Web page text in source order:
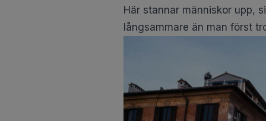
Här stannar människor upp,
långsammare än man först